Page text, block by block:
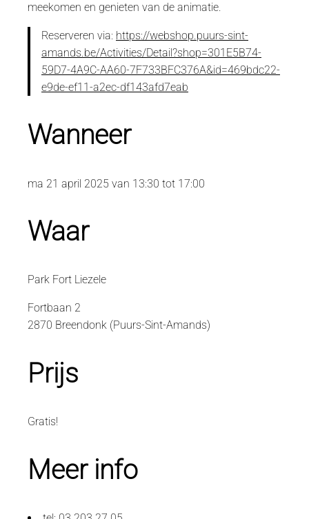
meekomen en genieten van de animatie.
Reserveren via: https://webshop.puurs-sint-
amands.be/Activities/Detail?shop=301E5B74-
59D7-4A9C-AA60-7F733BFC376A&id=469bdc22-
e9de-ef11-a2ec-df143afd7eab
Wanneer
ma 21 april 2025 van 13:30 tot 17:00
Waar
Park Fort Liezele
Fortbaan 2
2870 Breendonk (Puurs-Sint-Amands)
Prijs
Gratis!
Meer info